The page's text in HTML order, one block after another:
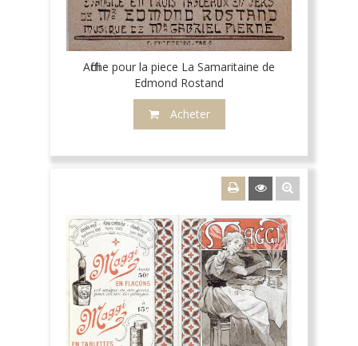
Affiche pour la piece La Samaritaine de
Edmond Rostand
Acheter